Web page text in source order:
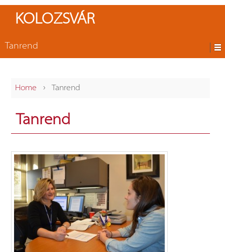
KOLOZSVÁR
Tanrend
Home › Tanrend
Tanrend